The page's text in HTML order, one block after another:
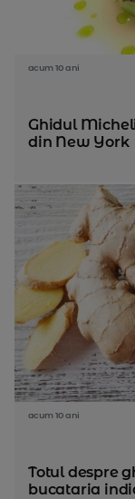
acum 10 ani
Ghidul
din New York
acum 10 ani
Totul despre
bucataria